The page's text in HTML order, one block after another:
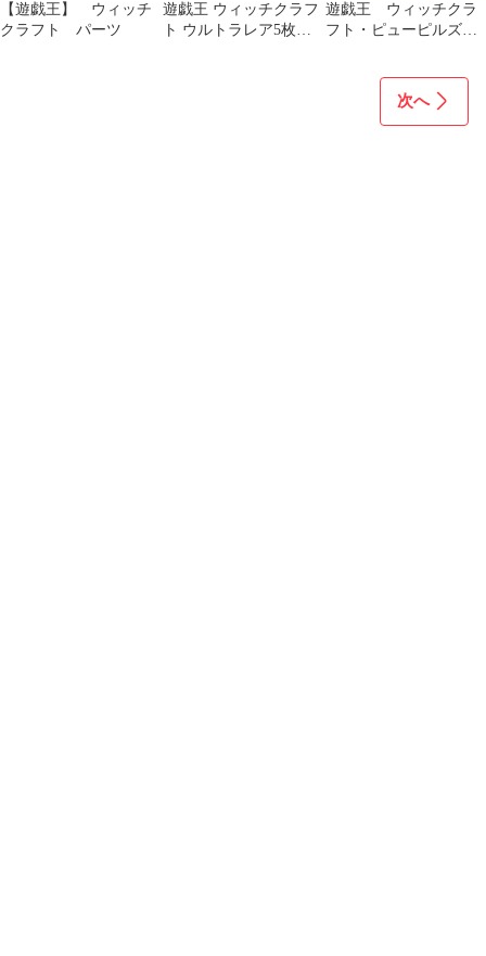
【遊戯王】 ウィッチ
クラフト パーツ
遊戯王 ウィッチクラフ
ト ウルトラレア5枚セ
遊戯王 ウィッチクラ
フト・ピューピルズ
次へ